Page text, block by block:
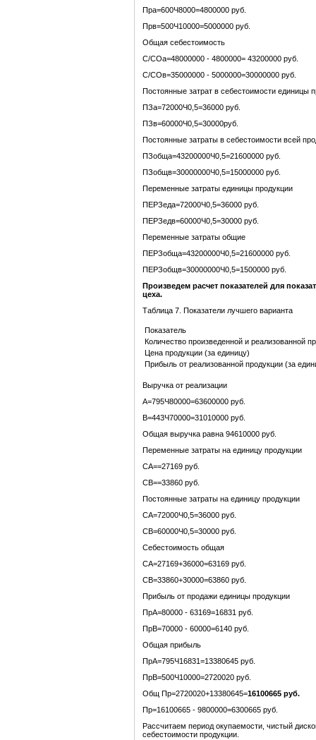
Пра=600Ч8000=4800000 руб.
Прв=500Ч10000=5000000 руб.
Общая себестоимость
С/CОа=48000000 - 4800000= 43200000 руб.
С/CОв=35000000 - 5000000=30000000 руб.
Постоянные затрат в себестоимости единицы
ПЗа=72000Ч0,5=36000 руб.
ПЗв=60000Ч0,5=30000руб.
Постоянные затраты в себестоимости всей
ПЗобща=43200000Ч0,5=21600000 руб.
ПЗобщв=30000000Ч0,5=15000000 руб.
Переменные затраты единицы продукции
ПЕРЗеда=72000Ч0,5=36000 руб.
ПЕРЗедв=60000Ч0,5=30000 руб.
Переменные затраты общие
ПЕРЗобща=43200000Ч0,5=21600000 руб.
ПЕРЗобщв=30000000Ч0,5=1500000 руб.
Произведем расчет показателей для
цеха.
Таблица 7. Показатели лучшего варианта
Показатель
Количество произведенной и реализованной
Цена продукции (за единицу)
Прибыль от реализованной продукции (за
Выручка от реализации
А=795Ч80000=63600000 руб.
В=443Ч70000=31010000 руб.
Общая выручка равна 94610000 руб.
Переменные затраты на единицу продукции
СА==27169 руб.
СВ==33860 руб.
Постоянные затраты на единицу продукции
СА=72000Ч0,5=36000 руб.
СВ=60000Ч0,5=30000 руб.
Себестоимость общая
СА=27169+36000=63169 руб.
СВ=33860+30000=63860 руб.
Прибыль от продажи единицы продукции
ПрА=80000 - 63169=16831 руб.
ПрВ=70000 - 60000=6140 руб.
Общая прибыль
ПрА=795Ч16831=13380645 руб.
ПрВ=500Ч10000=2720020 руб.
Общ Пр=2720020+13380645=16100665 руб.
Пр=16100665 - 9800000=6300665 руб.
Рассчитаем период окупаемости, чистый
себестоимости продукции.